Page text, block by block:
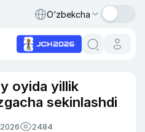
O‘zbekcha
oyida yillik
sekinlashdi
2484